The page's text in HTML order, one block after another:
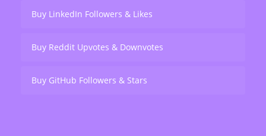
Buy LinkedIn Followers & Likes
Buy Reddit Upvotes & Downvotes
Buy GitHub Followers & Stars